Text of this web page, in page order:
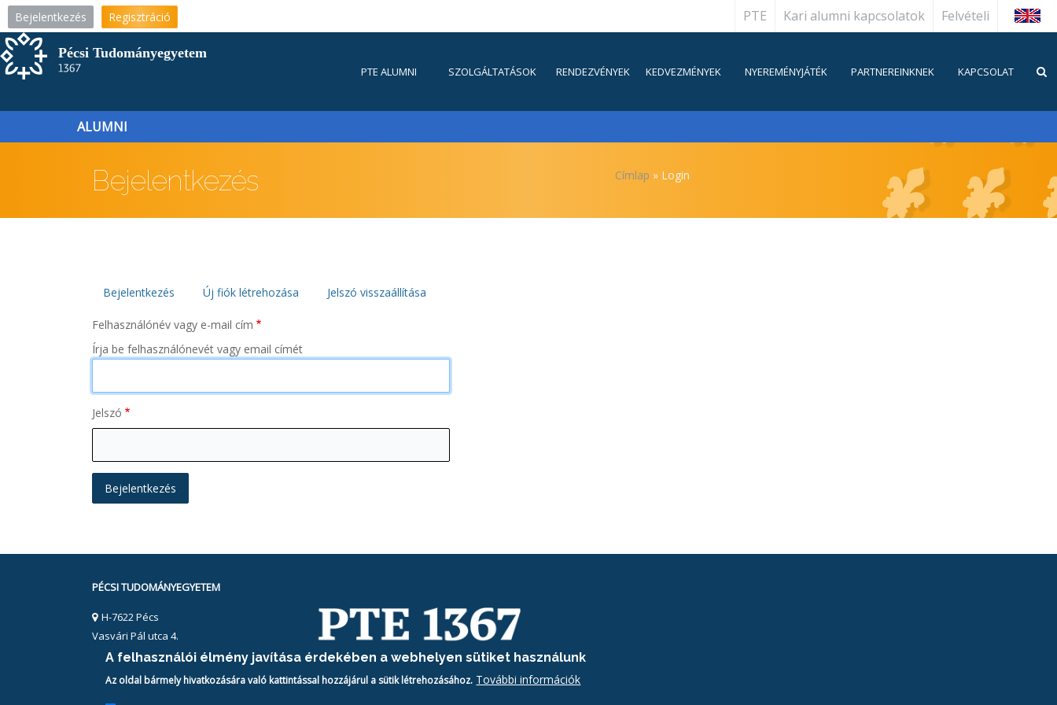
Ugrás
tartalomra
Bejelentkezés Regisztráció PTE Kari alumni kapcsolatok Felvételi English
PTE ALUMNI SZOLGÁLTATÁSOK RENDEZVÉNYEK KEDVEZMÉNYEK NYEREMÉNYJÁTÉK PARTNEREINKNEK KAPCSOLAT
ALUMNI
Bejelentkezés Morzsa
Címlap Login
Elsődleges
fülek
Bejelentkezés Új fiók létrehozása Jelszó visszaállítása
Felhasználónév vagy e-mail cím
Írja be felhasználónevét vagy email címét
Jelszó
PÉCSI TUDOMÁNYEGYETEM
H-7622 Pécs
Vasvári Pál utca 4.
Tel.:+36-72/501-500/28086
Email: alumni@pte.hu
A felhasználói élmény javítása érdekében a webhelyen sütiket használunk
Az oldal bármely hivatkozására való kattintással hozzájárul a sütik létrehozásához. További információk